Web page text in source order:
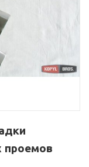
проемов